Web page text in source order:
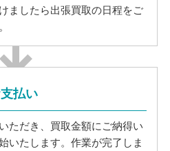
ましたら出張買取の日程をご
払い
ただき、買取金額にご納得い
いたします。作業が完了しま